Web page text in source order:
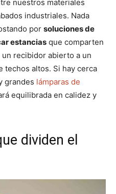
nuestros materiales
industriales. Nada
por soluciones de
estancias que comparten
recibidor abierto a un
techos altos. Si hay cerca
grandes lámparas de
equilibrada en calidez y
dividen el